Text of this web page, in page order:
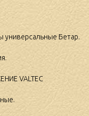
универсальные Бетар.
VALTEC